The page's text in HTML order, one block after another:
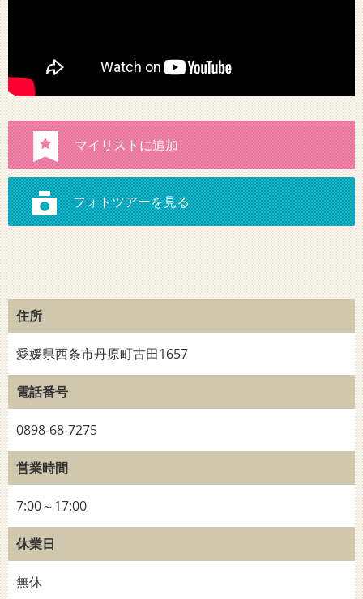
住所
愛媛県西条市丹原町古田1657
電話番号
0898-68-7275
営業時間
7:00～17:00
休業日
無休